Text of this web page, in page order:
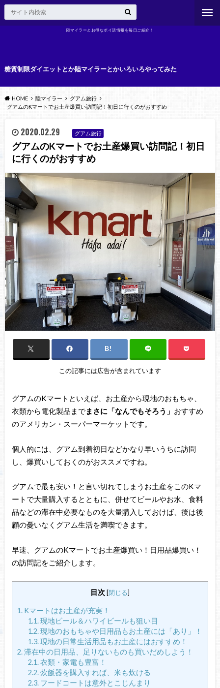
陸マイラーとお得なポイ活情報を毎日ご紹介！
糖質制限ダイエットとか陸マイラーとかいろいろやってみた
HOME 陸マイラー
グアム旅行
グアムのKマートでお土産爆買い訪問記！初日に行くのがおすすめ
2020.02.29 グアム旅行
グアムのKマートでお土産爆買い訪問記！初日
に行くのがおすすめ
この記事には広告が含まれています
グアムのKマートといえば、お土産から現地のおもちゃ、
衣類から電化製品までまさに「なんでもそろう」 おすすめ
のアメリカン・スーパーマーケットです。
個人的には、グアム到着初日などかなり早いうちに訪問
し、爆買いしておくのがおススメですね。
グアムで最も安い！と言い切れてしまうお土産をこのKマ
ートで大量購入するとともに、併せてビールやお水、食料
品などの滞在中必要なものを大量購入しておけば、後は後
顧の憂いなくグアム生活を満喫できます。
早速、グアムのKマートでお土産爆買い！日用品爆買い！
の訪問記をご紹介します。
目次 [閉じる]
1.Kマートはお土産が充実！
1.1.現地ビール＆ハワイビールも狙い目
1.2.現地のおもちゃや日用品もお土産には「あり」！
1.3.現地の日常生活用品もお土産にはおすすめ！
2.滞在中の日用品、足りないものも買いだめしよう！
2.1.衣類・家電も豊富！
2.2.炊飯器を購入すれば、米も炊ける
2.3.フードコートは意外とこじんまり